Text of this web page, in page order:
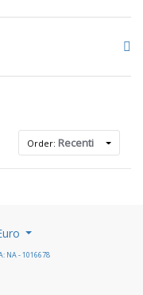
Order: Recenti
NA - 1016678